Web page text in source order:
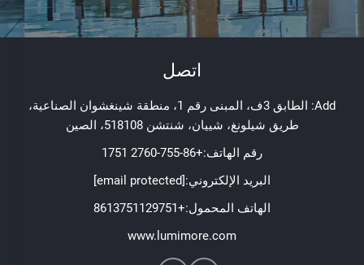
اتصل
Add: الطابق 3ف، المبنى رقم 1، منطقة شينغشوان الصناعية،
طريق شيلونغ، شييان، شنتشن 518108، الصين
رقم الهاتف:+86-755-2760 1751
البريد الإلكتروني:[email protected]
الهاتف المحمول:+8613751129751
www.lumimore.com